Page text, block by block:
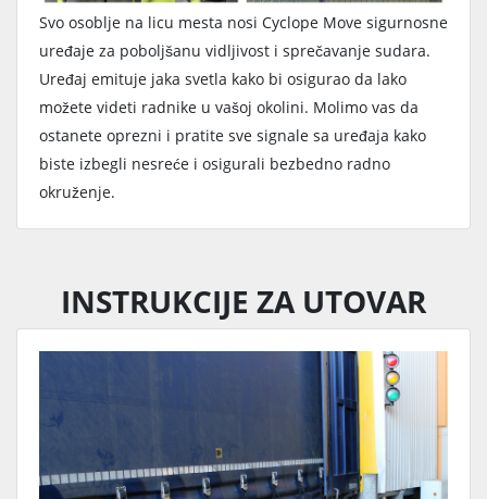
Svo osoblje na licu mesta nosi Cyclope Move sigurnosne
uređaje za poboljšanu vidljivost i sprečavanje sudara.
Uređaj emituje jaka svetla kako bi osigurao da lako
možete videti radnike u vašoj okolini. Molimo vas da
ostanete oprezni i pratite sve signale sa uređaja kako
biste izbegli nesreće i osigurali bezbedno radno
okruženje.
INSTRUKCIJE ZA UTOVAR